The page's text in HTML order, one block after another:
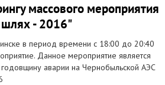
массового мероприятия
- 2016"
в период времени с 18:00 до 20:40
Данное мероприятие является
аварии на Чернобыльской АЭС